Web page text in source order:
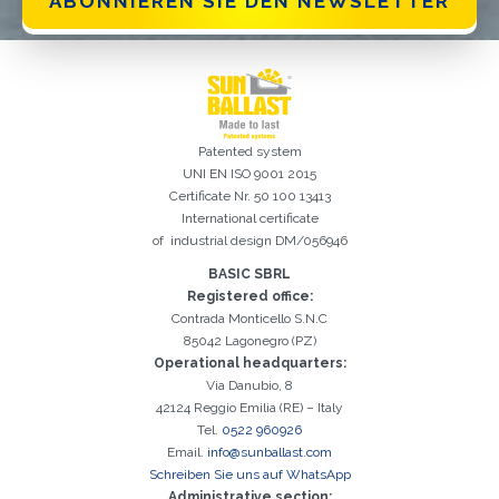
Kontrollkästchen, um mit der Aktivierung fortzufahren
Patented system
UNI EN ISO 9001 2015
Certificate Nr. 50 100 13413
International certificate
of industrial design DM/056946
BASIC SBRL
Registered office:
Contrada Monticello S.N.C
85042 Lagonegro (PZ)
Operational headquarters:
Via Danubio, 8
42124 Reggio Emilia (RE) – Italy
Tel. 0522 960926
Email. info@sunballast.com
Schreiben Sie uns auf WhatsApp